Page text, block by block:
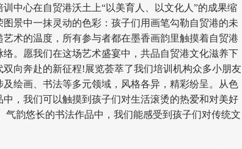
心在自贸港沃土上“以美育人、以文化人”的成果缩
景中一抹灵动的色彩：孩子们用画笔勾勒自贸港的未
术的温度，所有参与者都在墨香画韵里触摸着自贸港
。愿我们在这场艺术盛宴中，共品自贸港文化滋养下
向奔赴的新征程!展览荟萃了我们培训机构众多小朋友
绘画、书法等多元领域，风格各异，精彩纷呈。从色
，我们可以触摸到孩子们对生活滚烫的热爱和对美好
气韵悠长的书法作品中，我们能感受到孩子们对传统文